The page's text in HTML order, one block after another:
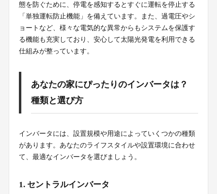
態を防ぐために、停電を感知するとすぐに運転を停止する
「単独運転防止機能」を備えています。また、過電圧やシ
ョートなど、様々な電気的な異常からもシステムを保護す
る機能も充実しており、安心して太陽光発電を利用できる
仕組みが整っています。
あなたの家にぴったりのインバータは？
種類と選び方
インバータには、設置規模や用途によっていくつかの種類
があります。あなたのライフスタイルや設置環境に合わせ
て、最適なインバータを選びましょう。
1. セントラルインバータ